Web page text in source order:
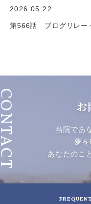
2026.05.22
第566話 ブログリレー
お
当院であ
夢
あなたのこ